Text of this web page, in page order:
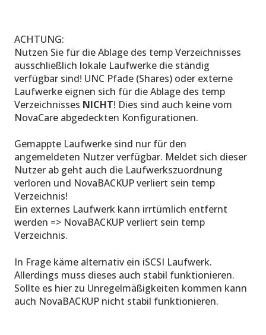
ACHTUNG:
Nutzen Sie für die Ablage des temp Verzeichnisses
ausschließlich lokale Laufwerke die ständig
verfügbar sind! UNC Pfade (Shares) oder externe
Laufwerke eignen sich für die Ablage des temp
Verzeichnisses NICHT! Dies sind auch keine vom
NovaCare abgedeckten Konfigurationen.
Gemappte Laufwerke sind nur für den
angemeldeten Nutzer verfügbar. Meldet sich dieser
Nutzer ab geht auch die Laufwerkszuordnung
verloren und NovaBACKUP verliert sein temp
Verzeichnis!
Ein externes Laufwerk kann irrtümlich entfernt
werden => NovaBACKUP verliert sein temp
Verzeichnis.
In Frage käme alternativ ein iSCSI Laufwerk.
Allerdings muss dieses auch stabil funktionieren.
Sollte es hier zu Unregelmäßigkeiten kommen kann
auch NovaBACKUP nicht stabil funktionieren.